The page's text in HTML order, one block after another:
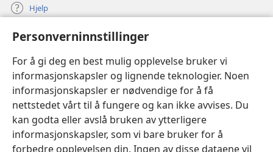
Personverninnstillinger
For å gi deg en best mulig opplevelse bruker vi
informasjonskapsler og lignende teknologier. Noen
informasjonskapsler er nødvendige for å få
nettstedet vårt til å fungere og kan ikke avvises. Du
kan godta eller avslå bruken av ytterligere
informasjonskapsler, som vi bare bruker for å
forbedre opplevelsen din. Ingen av disse dataene vil
Hjelp
Bidrag
(åpner
nytt
vindu)Watchtower ONLINE LIBRARY™
(åpner
nytt
vindu) JW Hub ®
(åpner
nytt
vindu)JW Library ®